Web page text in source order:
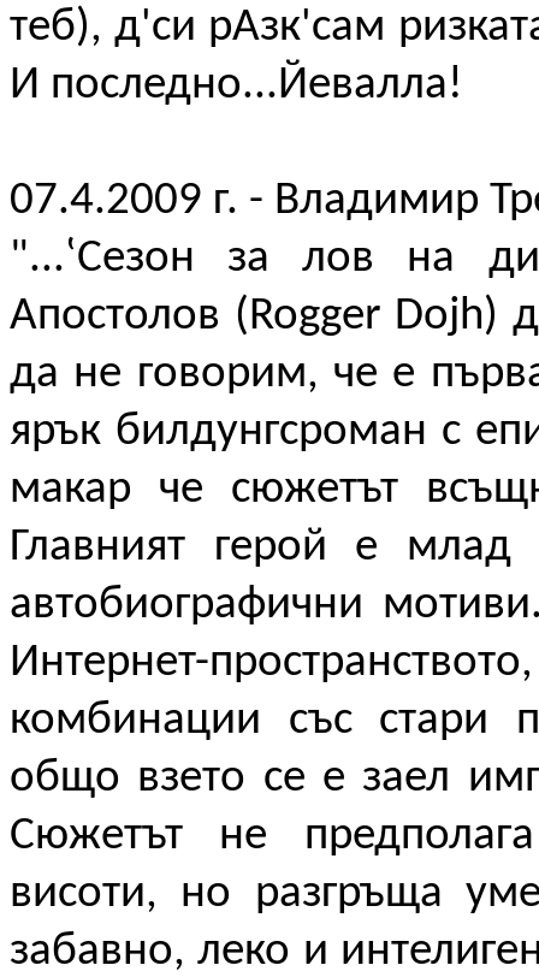
теб), д'си рАзк'сам
И последно...Йевалла!
07.4.2009 г. - Владимир
"...‛Сезон за лов на
Апостолов (Rogger Dojh)
да не говорим, че е
ярък билдунгсроман с
макар че сюжетът
Главният герой е млад
автобиографични
Интернет-
комбинации със стари
общо взето се е заел
Сюжетът не
висоти, но разгръща
забавно, леко и